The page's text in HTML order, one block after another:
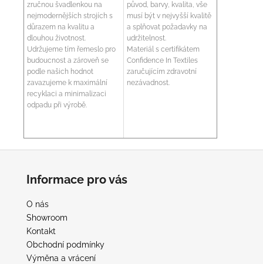
zručnou švadlenkou na
nejmodernějších strojích s
důrazem na kvalitu a
dlouhou životnost.
Udržujeme tím řemeslo pro
budoucnost a zároveň se
podle našich hodnot
zavazujeme k maximální
recyklaci a minimalizaci
odpadu při výrobě.
původ, barvy, kvalita, vše
musí být v nejvyšší kvalitě
a splňovat požadavky na
udržitelnost.
Materiál s certifikátem
Confidence In Textiles
zaručujícím zdravotní
nezávadnost.
Informace pro vás
O nás
Showroom
Kontakt
Obchodní podmínky
Výměna a vrácení